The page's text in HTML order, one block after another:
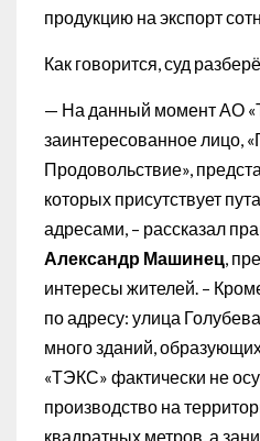
продукцию на экспорт
Как говорится, суд
— На данный момент АО
заинтересованное лицо,
Продовольствие»,
которых присутствует
адресами, – рассказал
Александр Машинец,
интересы жителей. –
по адресу: улица
много зданий,
«ТЭКС» фактически не
производство на
квадратных метров, а